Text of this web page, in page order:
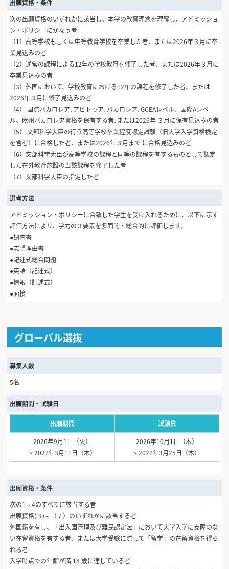
出願資格・条件
次の出願資格のいずれかに該当し、本学の教育理念を理解し、アドミッショ
ン・ポリシーにかなう者
（1）高等学校もしくは中等教育学校を卒業した者、または2026年３月に卒
業見込みの者
（2）通常の課程による12年の学校教育を修了した者、または2026年３月に
卒業見込みの者
（3）外国において、学校教育における12年の課程を修了した者、または
2026年３月に修了見込みの者
（4） 国際バカロレア､アビトゥア､バカロレア､GCEAレベル、国際Aレベ
ル、欧州バカロレア資格を保有する者､または2026年 ３月に保有見込みの者
（5） 文部科学大臣の行う高等学校卒業程度認定試験（旧大学入学資格検定
を含む）に合格した者、または2026年３月まで に合格見込みの者
（6）文部科学大臣が高等学校の課程と同等の課程を有するものとして認定
した在外教育施設の当該課程を修了した者
（7）文部科学大臣の指定した者
選考方法
アドミッション・ポリシーに合致した学生を受け入れるために、以下に示す
評価方法によリ、学力の３要素を多面的・総合的に評価します。
●調査書
●志望理由書
●記述式総合問題
●英語（記述式）
●情報（記述式）
●面接
グローバル選抜
募集人数
5名
出願期間・試験日
出願期間 試験日
2026年9月1日（火）
~ 2027年3月11日（木）
2026年10月1日（木）
~ 2027年3月25日（木）
出願資格・条件
次の1～4のすべてに該当する者
出願資格(３)～（７）のいずれかに該当する者
外国籍を有し、「出入国管理及び難民認定法」において大学入学に支障のな
い在留資格を有する者、または大学受験に際して「留学」の在留資格を得ら
れる者
入学時点での年齢が満 18 歳に達している者